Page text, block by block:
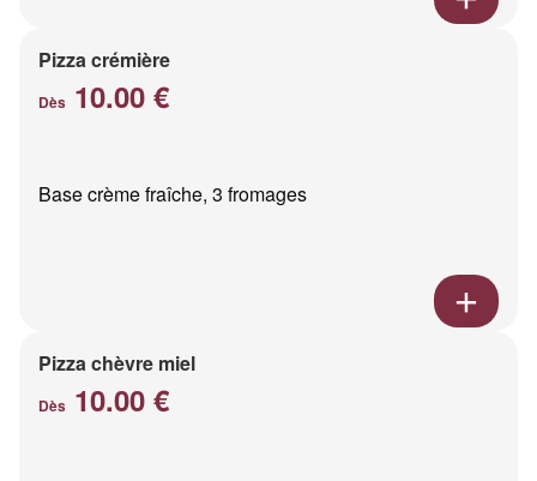
Pizza crémière
Dès 10.00 €
Base crème fraîche, 3 fromages
Pizza chèvre miel
Dès 10.00 €